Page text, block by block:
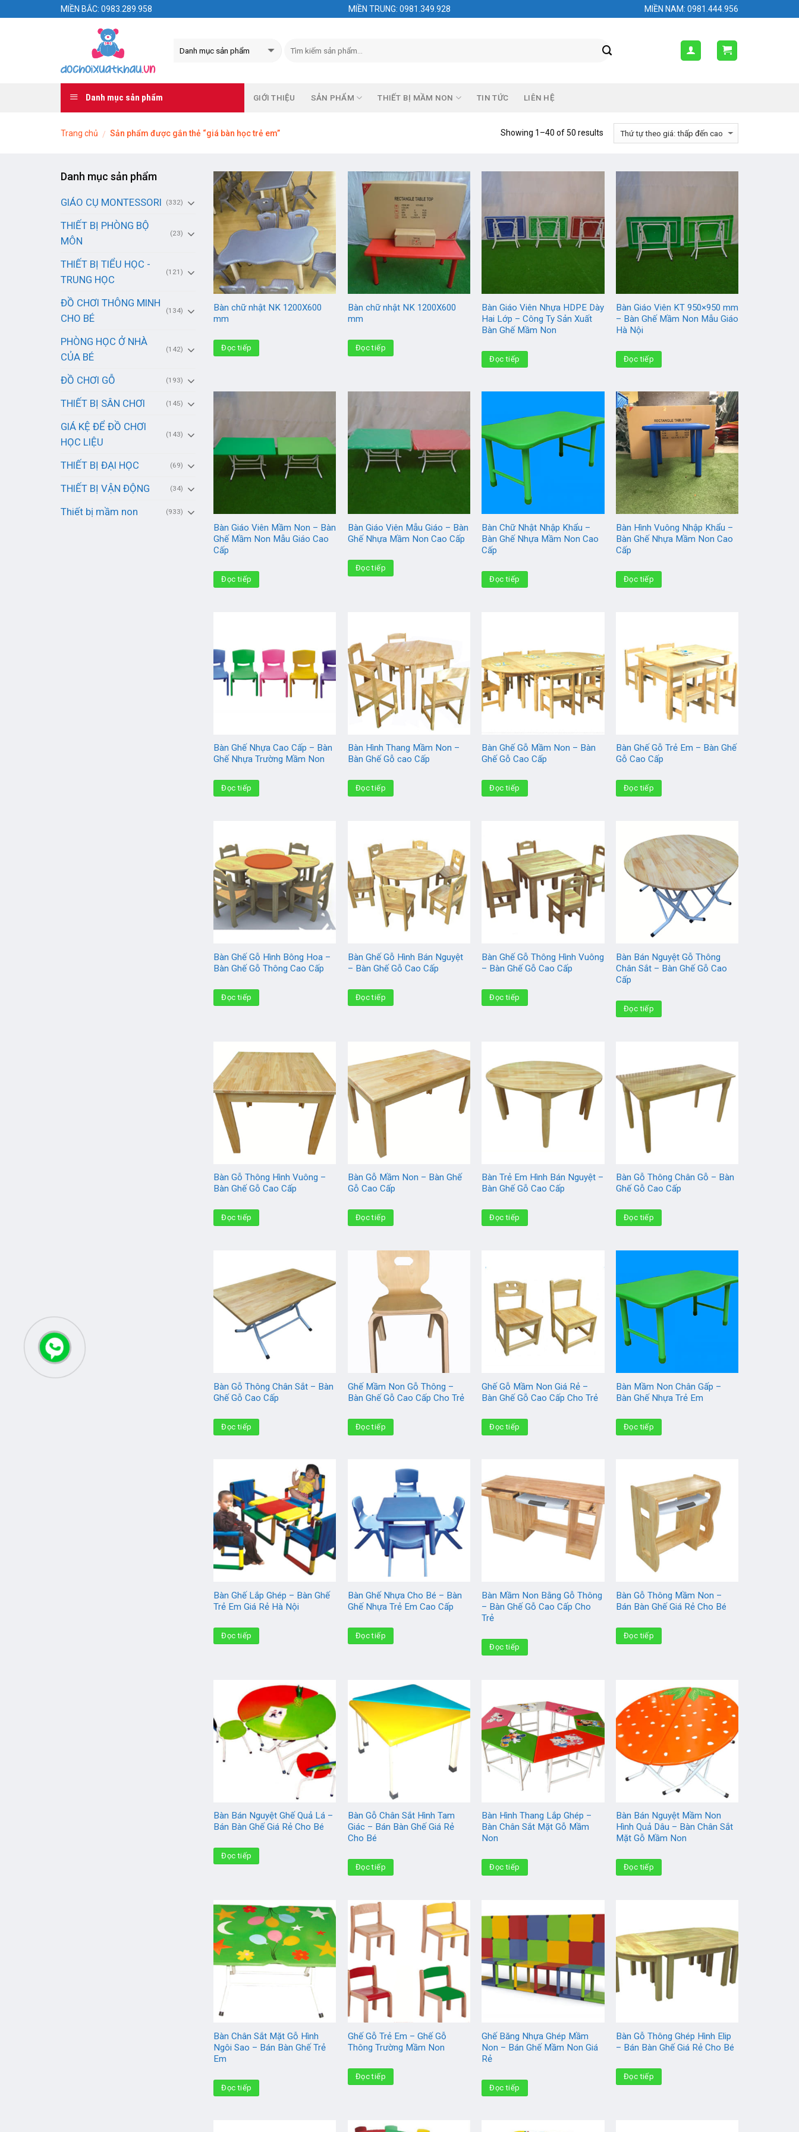
MIỀN BẮC: 0983.289.958 MIỀN TRUNG: 0981.349.928 MIỀN NAM: 0981.444.956
Danh mục sản phẩm GIỚI THIỆU SẢN PHẨM THIẾT BỊ MẦM NON TIN TỨC LIÊN HỆ
Trang chủ / Sản phẩm được gắn thẻ “giá bàn học trẻ em” Showing 1–40 of 50 results
Danh mục sản phẩm
GIÁO CỤ MONTESSORI (332)
THIẾT BỊ PHÒNG BỘ
MÔN
(23)
THIẾT BỊ TIỂU HỌC -
TRUNG HỌC
(121)
ĐỒ CHƠI THÔNG MINH
CHO BÉ
(134)
PHÒNG HỌC Ở NHÀ
CỦA BÉ
(142)
ĐỒ CHƠI GỖ (193)
THIẾT BỊ SÂN CHƠI (145)
GIÁ KỆ ĐỂ ĐỒ CHƠI
HỌC LIỆU
(143)
THIẾT BỊ ĐẠI HỌC (69)
THIẾT BỊ VẬN ĐỘNG (34)
Thiết bị mầm non (933)
Bàn chữ nhật NK 1200X600
mm
Đọc tiếp
Bàn chữ nhật NK 1200X600
mm
Đọc tiếp
Bàn Giáo Viên Nhựa HDPE Dày
Hai Lớp – Công Ty Sản Xuất
Bàn Ghế Mầm Non
Đọc tiếp
Bàn Giáo Viên KT 950×950 mm
– Bàn Ghế Mầm Non Mẫu Giáo
Hà Nội
Đọc tiếp
Bàn Giáo Viên Mầm Non – Bàn
Ghế Mầm Non Mẫu Giáo Cao
Cấp
Đọc tiếp
Bàn Giáo Viên Mẫu Giáo – Bàn
Ghế Nhựa Mầm Non Cao Cấp
Đọc tiếp
Bàn Chữ Nhật Nhập Khẩu –
Bàn Ghế Nhựa Mầm Non Cao
Cấp
Đọc tiếp
Bàn Hình Vuông Nhập Khẩu –
Bàn Ghế Nhựa Mầm Non Cao
Cấp
Đọc tiếp
Bàn Ghế Nhựa Cao Cấp – Bàn
Ghế Nhựa Trường Mầm Non
Đọc tiếp
Bàn Hình Thang Mầm Non –
Bàn Ghế Gỗ cao Cấp
Đọc tiếp
Bàn Ghế Gỗ Mầm Non – Bàn
Ghế Gỗ Cao Cấp
Đọc tiếp
Bàn Ghế Gỗ Trẻ Em – Bàn Ghế
Gỗ Cao Cấp
Đọc tiếp
Bàn Ghế Gỗ Hình Bông Hoa –
Bàn Ghế Gỗ Thông Cao Cấp
Đọc tiếp
Bàn Ghế Gỗ Hình Bán Nguyệt
– Bàn Ghế Gỗ Cao Cấp
Đọc tiếp
Bàn Ghế Gỗ Thông Hình Vuông
– Bàn Ghế Gỗ Cao Cấp
Đọc tiếp
Bàn Bán Nguyệt Gỗ Thông
Chân Sắt – Bàn Ghế Gỗ Cao
Cấp
Đọc tiếp
Bàn Gỗ Thông Hình Vuông –
Bàn Ghế Gỗ Cao Cấp
Đọc tiếp
Bàn Gỗ Mầm Non – Bàn Ghế
Gỗ Cao Cấp
Đọc tiếp
Bàn Trẻ Em Hình Bán Nguyệt –
Bàn Ghế Gỗ Cao Cấp
Đọc tiếp
Bàn Gỗ Thông Chân Gỗ – Bàn
Ghế Gỗ Cao Cấp
Đọc tiếp
Bàn Gỗ Thông Chân Sắt – Bàn
Ghế Gỗ Cao Cấp
Đọc tiếp
Ghế Mầm Non Gỗ Thông –
Bàn Ghế Gỗ Cao Cấp Cho Trẻ
Đọc tiếp
Ghế Gỗ Mầm Non Giá Rẻ –
Bàn Ghế Gỗ Cao Cấp Cho Trẻ
Đọc tiếp
Bàn Mầm Non Chân Gấp –
Bàn Ghế Nhựa Trẻ Em
Đọc tiếp
Bàn Ghế Lắp Ghép – Bàn Ghế
Trẻ Em Giá Rẻ Hà Nội
Đọc tiếp
Bàn Ghế Nhựa Cho Bé – Bàn
Ghế Nhựa Trẻ Em Cao Cấp
Đọc tiếp
Bàn Mầm Non Bằng Gỗ Thông
– Bàn Ghế Gỗ Cao Cấp Cho
Trẻ
Đọc tiếp
Bàn Gỗ Thông Mầm Non –
Bán Bàn Ghế Giá Rẻ Cho Bé
Đọc tiếp
Bàn Bán Nguyệt Ghế Quả Lá –
Bán Bàn Ghế Giá Rẻ Cho Bé
Đọc tiếp
Bàn Gỗ Chân Sắt Hình Tam
Giác – Bán Bàn Ghế Giá Rẻ
Cho Bé
Đọc tiếp
Bàn Hình Thang Lắp Ghép –
Bàn Chân Sắt Mặt Gỗ Mầm
Non
Đọc tiếp
Bàn Bán Nguyệt Mầm Non
Hình Quả Dâu – Bàn Chân Sắt
Mặt Gỗ Mầm Non
Đọc tiếp
Bàn Chân Sắt Mặt Gỗ Hình
Ngôi Sao – Bán Bàn Ghế Trẻ
Em
Đọc tiếp
Ghế Gỗ Trẻ Em – Ghế Gỗ
Thông Trường Mầm Non
Đọc tiếp
Ghế Băng Nhựa Ghép Mầm
Non – Bán Ghế Mầm Non Giá
Rẻ
Đọc tiếp
Bàn Gỗ Thông Ghép Hình Elip
– Bán Bàn Ghế Giá Rẻ Cho Bé
Đọc tiếp